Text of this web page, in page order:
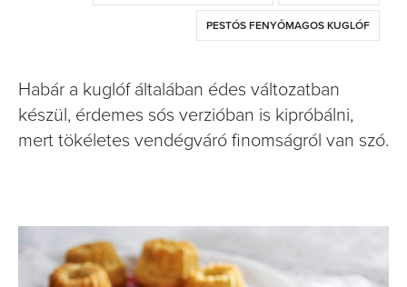
PESTÓS FENYŐMAGOS KUGLÓF
Habár a kuglóf általában édes változatban
készül, érdemes sós verzióban is kipróbálni,
mert tökéletes vendégváró finomságról van szó.